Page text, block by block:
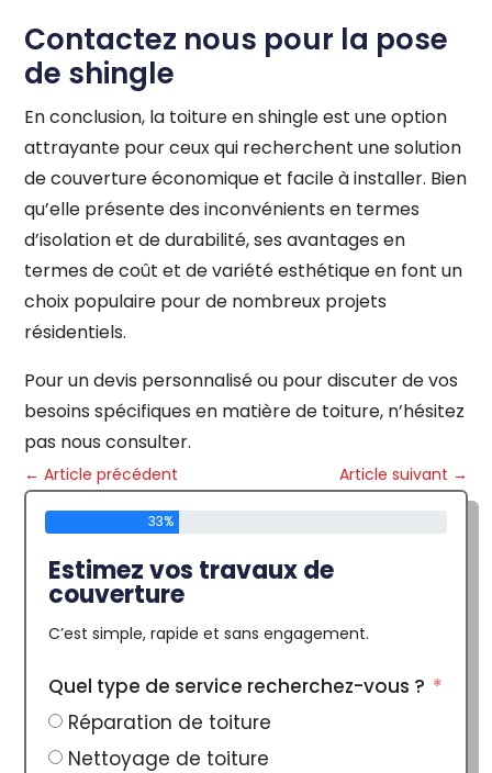
Contactez nous pour la pose
de shingle
En conclusion, la toiture en shingle est une option
attrayante pour ceux qui recherchent une solution
de couverture économique et facile à installer. Bien
qu’elle présente des inconvénients en termes
d’isolation et de durabilité, ses avantages en
termes de coût et de variété esthétique en font un
choix populaire pour de nombreux projets
résidentiels.
Pour un devis personnalisé ou pour discuter de vos
besoins spécifiques en matière de toiture, n’hésitez
pas nous consulter.
←Article précédent Article suivant →
33%
Estimez vos travaux de
couverture
C’est simple, rapide et sans engagement.
Quel type de service recherchez-vous ?
Réparation de toiture
Nettoyage de toiture